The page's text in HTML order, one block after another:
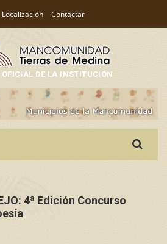
Localización Contactar
OFICIAL DE LA INSTITUCIÓN
for:
4ª Edición Concurso